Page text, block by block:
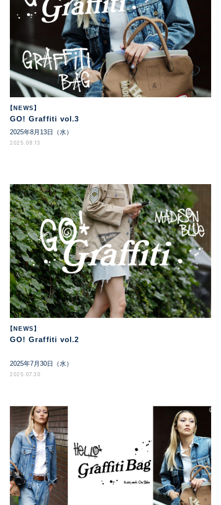
【NEWS】
GO! Graffiti vol.3
2025年8月13日（水）
2025.08.13
【NEWS】
GO! Graffiti vol.2
2025年7月30日（水）
2025.07.30